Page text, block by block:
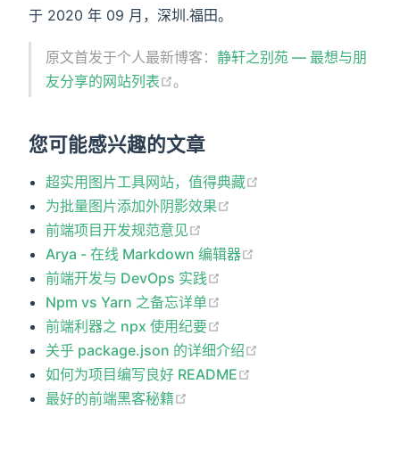
于 2020 年 09 月，深圳.福田。
原文首发于个人最新博客：静轩之别苑 — 最想与朋
友分享的网站列表
。
您可能感兴趣的文章
超实用图片工具网站，值得典藏
为批量图片添加外阴影效果
前端项目开发规范意见
Arya - 在线 Markdown 编辑器
前端开发与 DevOps 实践
Npm vs Yarn 之备忘详单
前端利器之 npx 使用纪要
关乎 package.json 的详细介绍
如何为项目编写良好 README
最好的前端黑客秘籍